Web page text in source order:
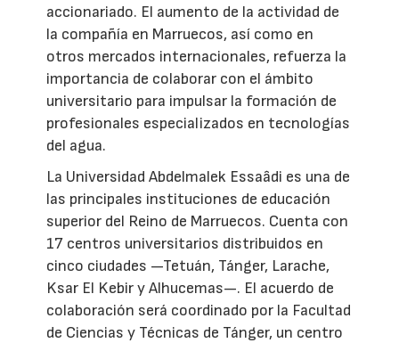
accionariado. El aumento de la actividad de
la compañía en Marruecos, así como en
otros mercados internacionales, refuerza la
importancia de colaborar con el ámbito
universitario para impulsar la formación de
profesionales especializados en tecnologías
del agua.
La Universidad Abdelmalek Essaâdi es una de
las principales instituciones de educación
superior del Reino de Marruecos. Cuenta con
17 centros universitarios distribuidos en
cinco ciudades —Tetuán, Tánger, Larache,
Ksar El Kebir y Alhucemas—. El acuerdo de
colaboración será coordinado por la Facultad
de Ciencias y Técnicas de Tánger, un centro